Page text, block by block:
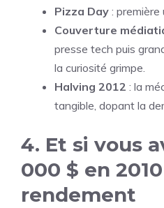
Pizza Day :
Couverture
presse tech puis
la curiosité grimpe.
Halving 2012 : la
tangible, dopant la
4. Et si vous
000 $ en
rendement